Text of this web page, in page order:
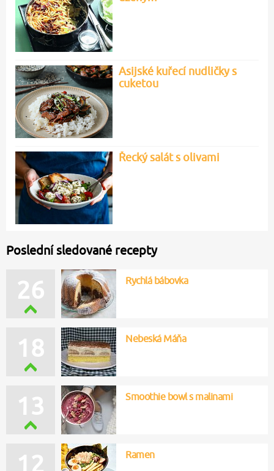
Asijské kuřecí nudličky s
cuketou
Řecký salát s olivami
Poslední sledované recepty
26 Rychlá bábovka
18 Nebeská Máňa
13 Smoothie bowl s malinami
12 Ramen